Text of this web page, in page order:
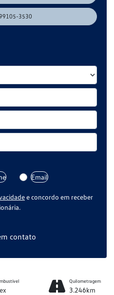
3530
Email
e concordo em receber
contato
Quilometragem
3.246km